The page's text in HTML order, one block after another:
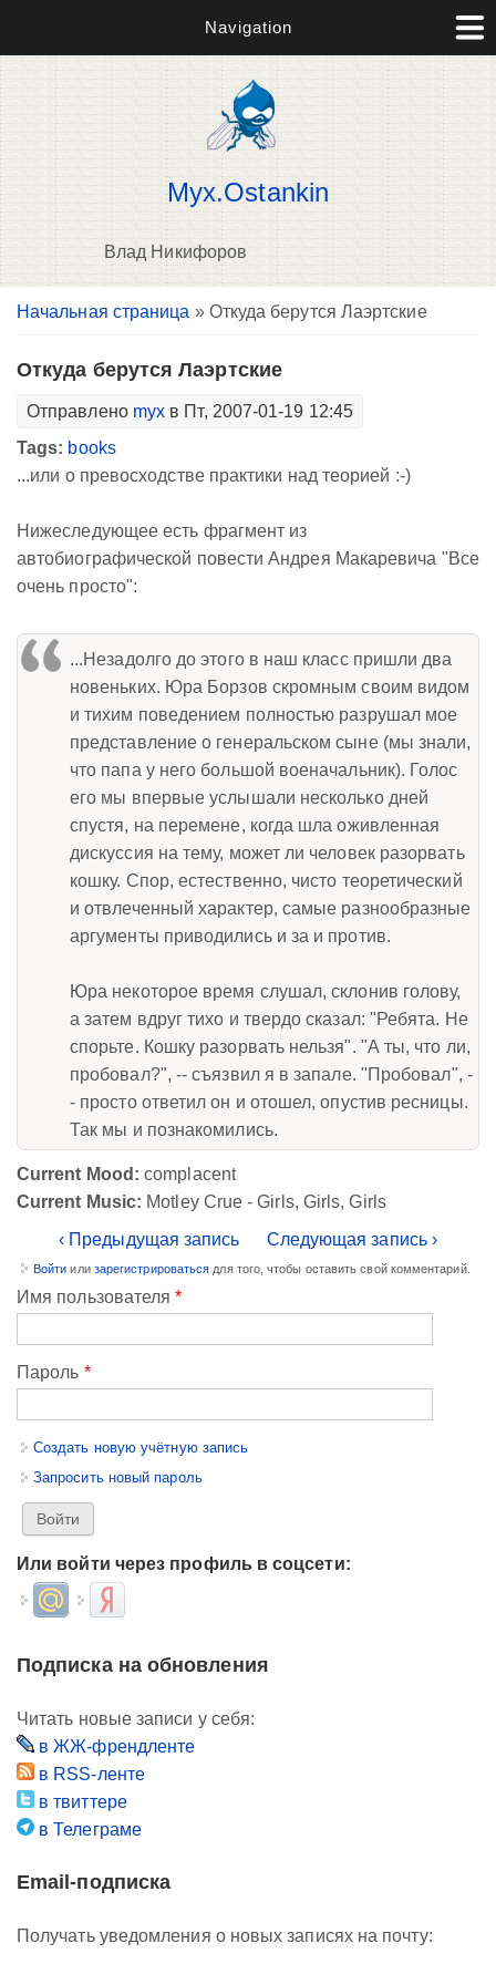
Navigation
Myx.Ostankin
Влад Никифоров
Вы здесь
Начальная страница » Откуда берутся Лаэртские
Откуда берутся Лаэртские
Отправлено myx в Пт, 2007-01-19 12:45
Tags: books
...или о превосходстве практики над теорией :-)
Нижеследующее есть фрагмент из
автобиографической повести Андрея Макаревича "Все
очень просто":
...Незадолго до этого в наш класс пришли два
новеньких. Юра Борзов скромным своим видом
и тихим поведением полностью разрушал мое
представление о генеральском сыне (мы знали,
что папа у него большой военачальник). Голос
его мы впервые услышали несколько дней
спустя, на перемене, когда шла оживленная
дискуссия на тему, может ли человек разорвать
кошку. Спор, естественно, чисто теоретический
и отвлеченный характер, самые разнообразные
аргументы приводились и за и против.
Юра некоторое время слушал, склонив голову,
а затем вдруг тихо и твердо сказал: "Ребята. Не
спорьте. Кошку разорвать нельзя". "А ты, что ли,
пробовал?", -- съязвил я в запале. "Пробовал", -
- просто ответил он и отошел, опустив ресницы.
Так мы и познакомились.
Current Mood: complacent
Current Music: Motley Crue - Girls, Girls, Girls
‹ Предыдущая запись
Следующая запись ›
Войти или зарегистрироваться для того, чтобы оставить свой комментарий.
Имя пользователя*
Пароль *
Создать новую учётную запись
Запросить новый пароль
Или войти через профиль в соцсети:
Login with Mail.ruLogin with Яндекс
Подписка на обновления
Читать новые записи у себя:
в ЖЖ-френдленте
в RSS-ленте
в твиттере
в Телеграме
Email-подписка
Получать уведомления о новых записях на почту: